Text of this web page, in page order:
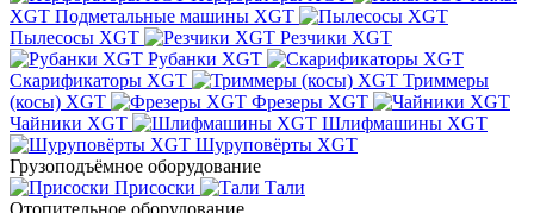
XGT Подметальные машины XGT
Пылесосы XGT
Резчики XGT
Рубанки XGT
Скарификаторы XGT
Триммеры
(косы) XGT
Фрезеры XGT
Чайники XGT
Шлифмашины XGT
Шуруповёрты XGT
Грузоподъёмное оборудование
Присоски
Тали
Отопительное оборудование